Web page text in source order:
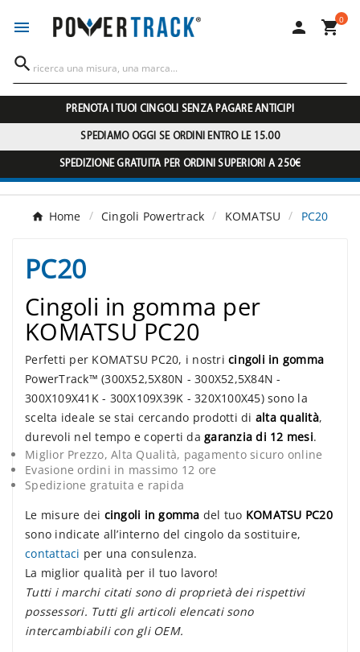
  0

PRENOTA I TUOI CINGOLI SENZA PAGARE ANTICIPI
SPEDIAMO OGGI SE ORDINI ENTRO LE 15.00
SPEDIZIONE GRATUITA PER ORDINI SUPERIORI A 250€
Home Cingoli Powertrack KOMATSU PC20
PC20
Cingoli in gomma per
KOMATSU PC20
Perfetti per KOMATSU PC20, i nostri cingoli in gomma
PowerTrack™ (300X52,5X80N - 300X52,5X84N -
300X109X41K - 300X109X39K - 320X100X45) sono la
scelta ideale se stai cercando prodotti di alta qualità,
durevoli nel tempo e coperti da garanzia di 12 mesi.
Miglior Prezzo, Alta Qualità, pagamento sicuro online
Evasione ordini in massimo 12 ore
Spedizione gratuita e rapida
Le misure dei cingoli in gomma del tuo KOMATSU PC20
sono indicate all’interno del cingolo da sostituire,
contattaci per una consulenza.
La miglior qualità per il tuo lavoro!
Tutti i marchi citati sono di proprietà dei rispettivi
possessori. Tutti gli articoli elencati sono
intercambiabili con gli OEM.